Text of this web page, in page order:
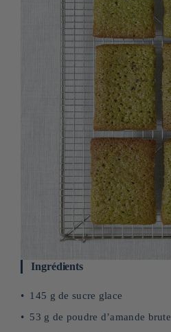
Ingrédients
145 g de sucre glace
53 g de poudre d’amande brute